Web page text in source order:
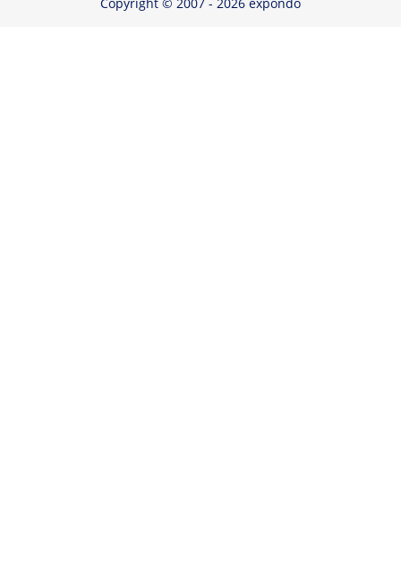
Copyright © 2007 - 2026 expondo